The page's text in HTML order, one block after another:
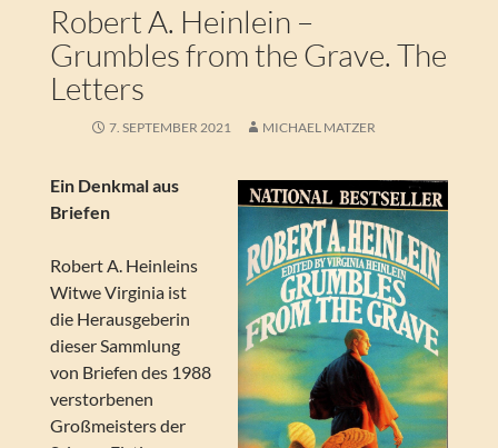
Robert A. Heinlein –
Grumbles from the Grave. The
Letters
7. SEPTEMBER 2021 MICHAEL MATZER
Ein Denkmal aus
Briefen
Robert A. Heinleins
Witwe Virginia ist
die Herausgeberin
dieser Sammlung
von Briefen des 1988
verstorbenen
Großmeisters der